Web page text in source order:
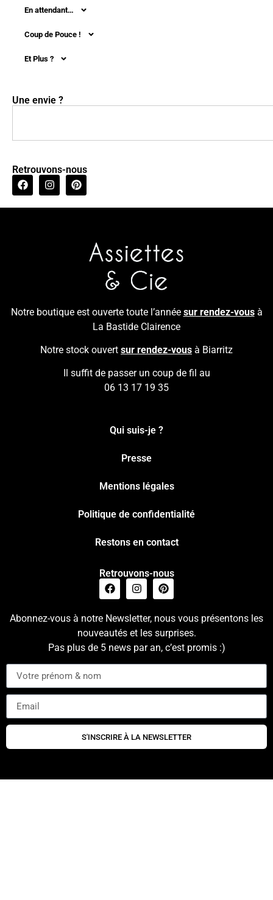
En attendant…
Coup de Pouce !
Et Plus ?
Une envie ?
Retrouvons-nous
Notre boutique est ouverte toute l’année sur rendez-vousà
La Bastide Clairence
Notre stock ouvert sur rendez-vous à Biarritz
Il suffit de passer un coup de fil au
06 13 17 19 35
Qui suis-je ?
Presse
Mentions légales
Politique de confidentialité
Restons en contact
Retrouvons-nous
Abonnez-vous à notre Newsletter, nous vous présentons les
nouveautés et les surprises.
Pas plus de 5 news par an, c’est promis :)
S'INSCRIRE À LA NEWSLETTER